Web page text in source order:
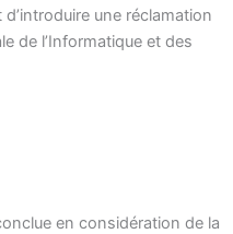
une réclamation
de l’Informatique et des
en considération de la